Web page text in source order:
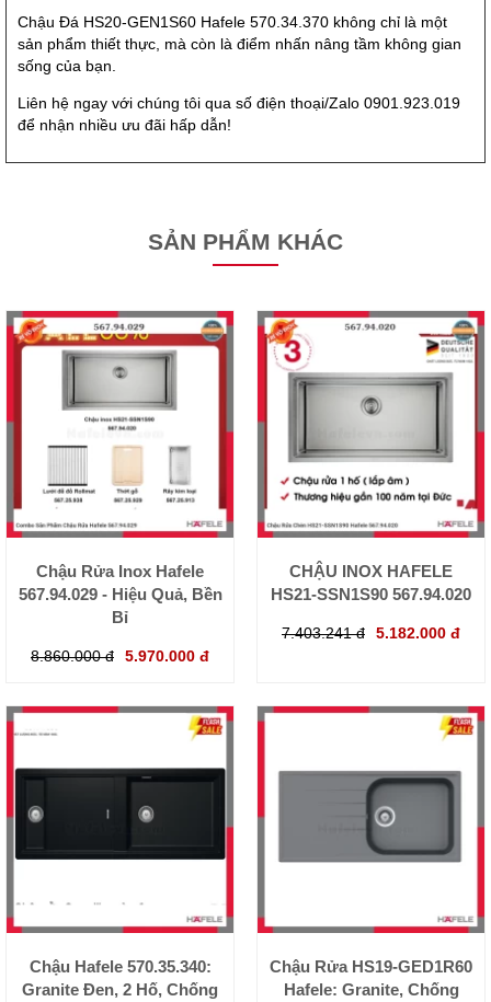
Chậu Đá HS20-GEN1S60 Hafele 570.34.370 không chỉ là một
sản phẩm thiết thực, mà còn là điểm nhấn nâng tầm không gian
sống của bạn.
Liên hệ ngay với chúng tôi qua số điện thoại/Zalo 0901.923.019
để nhận nhiều ưu đãi hấp dẫn!
SẢN PHẨM KHÁC
Chậu Rửa Inox Hafele
567.94.029 - Hiệu Quả, Bền
Bỉ
8.860.000 đ 5.970.000 đ
CHẬU INOX HAFELE
HS21-SSN1S90 567.94.020
7.403.241 đ 5.182.000 đ
Chậu Hafele 570.35.340:
Granite Đen, 2 Hố, Chống
Chậu Rửa HS19-GED1R60
Hafele: Granite, Chống